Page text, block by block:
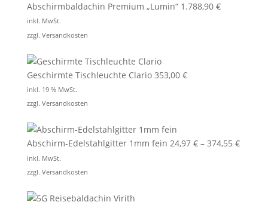
Abschirmbaldachin Premium „Lumin“ 1.788,90 €
inkl. MwSt.
zzgl. Versandkosten
Geschirmte Tischleuchte Clario 353,00 €
inkl. 19 % MwSt.
zzgl. Versandkosten
Abschirm-Edelstahlgitter 1mm fein 24,97 €– 374,55 €
inkl. MwSt.
zzgl. Versandkosten